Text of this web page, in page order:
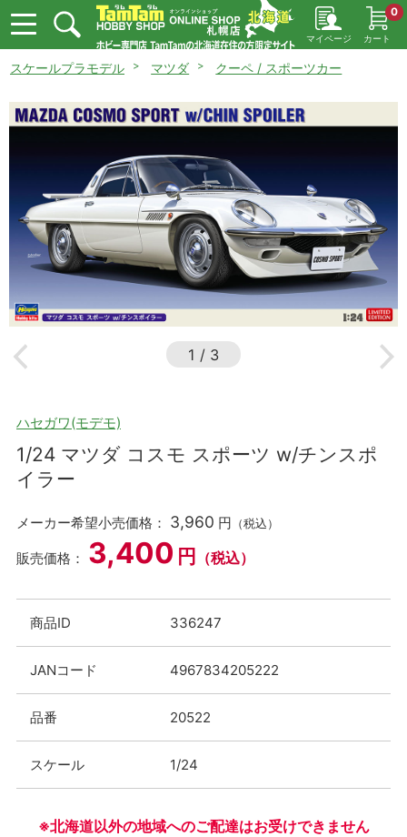
マイページ カート
0
スケールプラモデル マツダ クーペ / スポーツカー
1 / 3
ハセガワ(モデモ)
1/24 マツダ コスモ スポーツ w/チンスポ
イラー
メーカー希望小売価格： 3,960 円 （税込）
販売価格： 3,400 円 （税込）
商品ID 336247
JANコード 4967834205222
品番 20522
スケール 1/24
※北海道以外の地域へのご配達はお受けできません